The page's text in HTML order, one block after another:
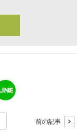
前の記事